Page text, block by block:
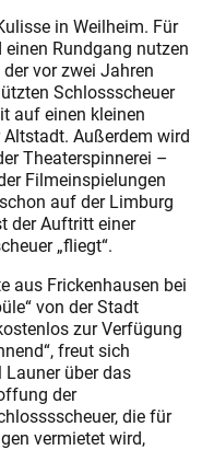
in Weilheim. Für
Rundgang nutzen
vor zwei Jahren
Schlossscheuer
auf einen kleinen
Außerdem wird
Theaterspinnerei –
Filmeinspielungen
auf der Limburg
der Auftritt einer
„fliegt“.
aus Frickenhausen bei
von der Stadt
zur Verfügung
freut sich
über das
der
die für
vermietet wird,